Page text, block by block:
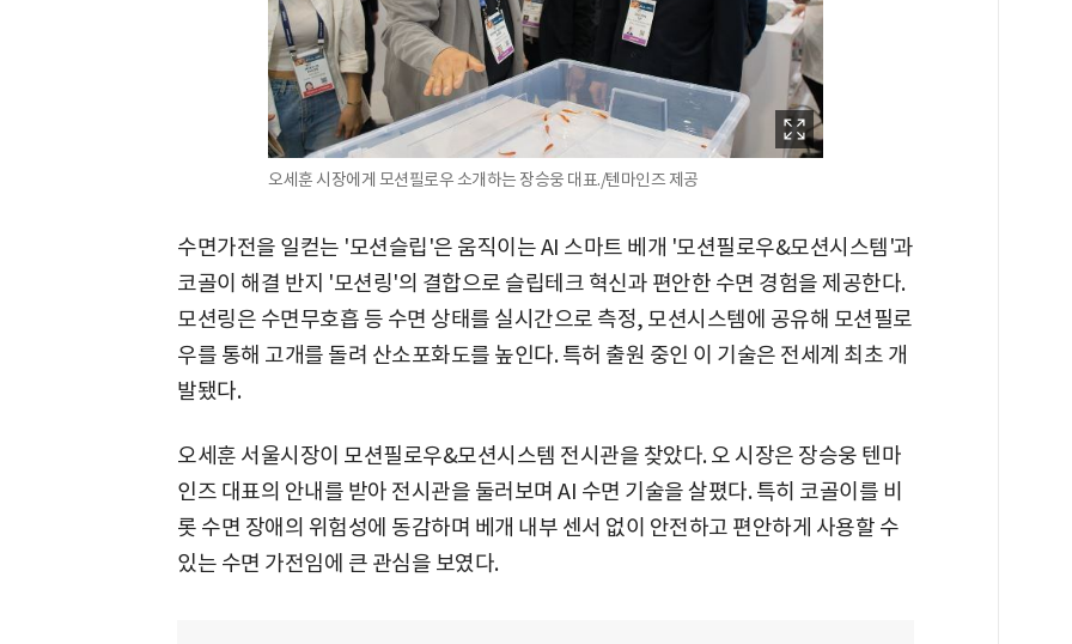
오세훈 시장에게 모션필로우 소개하는 장승웅 대표./텐마인즈 제공
수면가전을 일컫는 '모션슬립'은 움직이는 AI 스마트 베개 '모션필로우&모션시스템'과
코골이 해결 반지 '모션링'의 결합으로 슬립테크 혁신과 편안한 수면 경험을 제공한다.
모션링은 수면무호흡 등 수면 상태를 실시간으로 측정, 모션시스템에 공유해 모션필로
우를 통해 고개를 돌려 산소포화도를 높인다. 특허 출원 중인 이 기술은 전세계 최초 개
발됐다.
오세훈 서울시장이 모션필로우&모션시스템 전시관을 찾았다. 오 시장은 장승웅 텐마
인즈 대표의 안내를 받아 전시관을 둘러보며 AI 수면 기술을 살폈다. 특히 코골이를 비
롯 수면 장애의 위험성에 동감하며 베개 내부 센서 없이 안전하고 편안하게 사용할 수
있는 수면 가전임에 큰 관심을 보였다.